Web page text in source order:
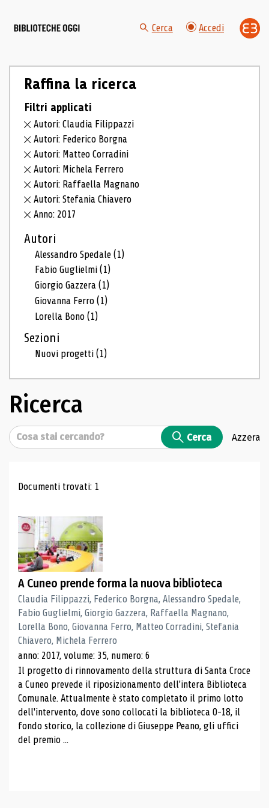
Cerca Accedi
Raffina la ricerca
Filtri applicati
Autori: Claudia Filippazzi
Autori: Federico Borgna
Autori: Matteo Corradini
Autori: Michela Ferrero
Autori: Raffaella Magnano
Autori: Stefania Chiavero
Anno: 2017
Autori
Alessandro Spedale(1)
Fabio Guglielmi(1)
Giorgio Gazzera(1)
Giovanna Ferro(1)
Lorella Bono(1)
Sezioni
Nuovi progetti(1)
Ricerca
Cerca Cerca Azzera
Risultati di ricerca
Documenti trovati: 1
A Cuneo prende forma la nuova biblioteca
Claudia Filippazzi, Federico Borgna, Alessandro Spedale,
Fabio Guglielmi, Giorgio Gazzera, Raffaella Magnano,
Lorella Bono, Giovanna Ferro, Matteo Corradini, Stefania
Chiavero, Michela Ferrero
anno: 2017, volume: 35, numero: 6
Il progetto di rinnovamento della struttura di Santa Croce
a Cuneo prevede il riposizionamento dell'intera Biblioteca
Comunale. Attualmente è stato completato il primo lotto
dell'intervento, dove sono collocati la biblioteca 0-18, il
fondo storico, la collezione di Giuseppe Peano, gli uffici
del premio ...